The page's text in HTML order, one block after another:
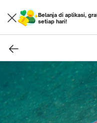
Belanja di aplikasi,
setiap hari!